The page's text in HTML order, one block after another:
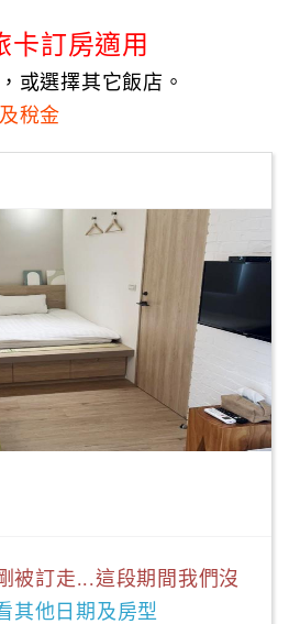
卡訂房適用
或選擇其它飯店。
稅金
被訂走...這段期間我們沒
其他日期及房型